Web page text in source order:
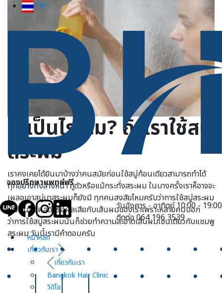
TH
จองปรึกษาแพทย์ฟรี
วันอังคาร - อาทิตย์ 10:00 - 19:00
ติดต่อ 064 196 3539
หน้าหลัก
เกี่ยวกับเรา
เกี่ยวกับเรา
Bangkok Hair Clinic
วิดิโอ
จะเป็นไรไหม? ถ้าเราใช้สบู่
สระผม
เราคงเคยได้ยินมาบ้างว่าคนสมัยก่อนใช้สบู่ก้อนเดียวสามารถทำได้
ทุกอย่างทั้งล้างหน้า ถูตัวหรือแม้กระทั่งสระผม ในบางครั้งเราห็อาจจะ
เผลอเอาสบู่มาสระผมก็ยังมี ทุกคนสงสัยไหมครับว่าการใช้สบู่สระผม
นั้นมันส่งผลดีหรือผลเสียกับเส้นผมของเราเพราะหลายคนบอก
ว่าการใช้สบู่สระผมนั้นก็ช่วยทำความสะอาดเส้นผมเช่นเดียวกับแชมพู
สระผม วันนี้เรามีคำตอบครับ